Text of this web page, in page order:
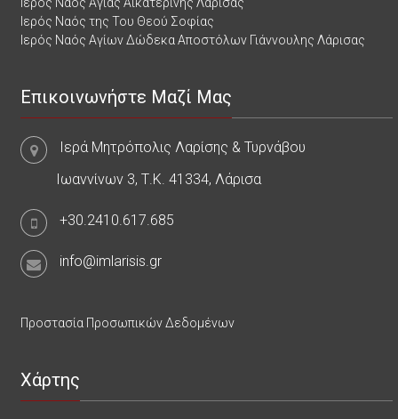
Ιερός Ναός της Του Θεού Σοφίας
Ιερός Ναός Αγίων Δώδεκα Αποστόλων Γιάννουλης Λάρισας
Επικοινωνήστε Μαζί Μας
Ιερά Μητρόπολις Λαρίσης & Τυρνάβου
Ιωαννίνων 3, Τ.Κ. 41334, Λάρισα
+30.2410.617.685
info@imlarisis.gr
Προστασία Προσωπικών Δεδομένων
Χάρτης